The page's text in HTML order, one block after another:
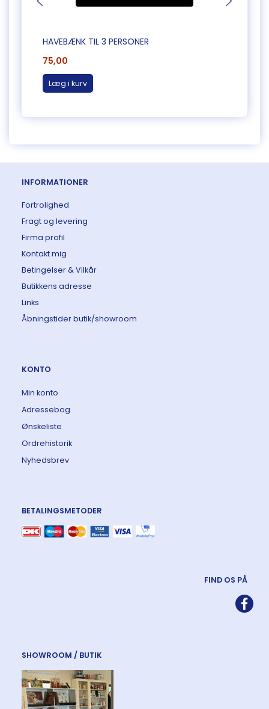
HAVEBÆNK TIL 3 PERSONER
75,00
Læg i kurv
INFORMATIONER
Fortrolighed
Fragt og levering
Firma profil
Kontakt mig
Betingelser & Vilkår
Butikkens adresse
Links
Åbningstider butik/showroom
KONTO
Min konto
Adressebog
Ønskeliste
Ordrehistorik
Nyhedsbrev
BETALINGSMETODER
FIND OS PÅ
SHOWROOM / BUTIK